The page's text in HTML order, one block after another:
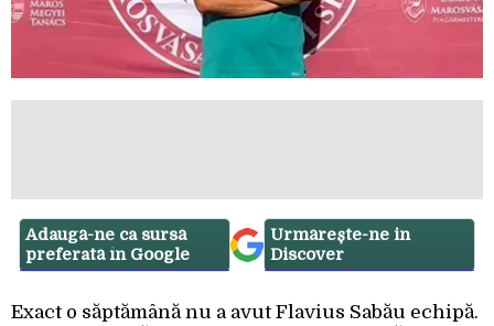
Adaugă-ne ca sursă
preferată în Google
Urmărește-ne in
Discover
Exact o săptămână nu a avut Flavius Sabău echipă.